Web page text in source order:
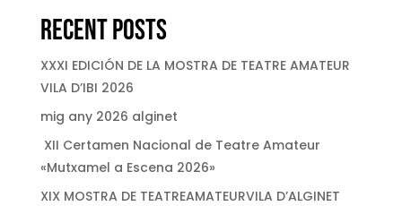
Recent Posts
XXXI EDICIÓN DE LA MOSTRA DE TEATRE AMATEUR
VILA D’IBI 2026
mig any 2026 alginet
XII Certamen Nacional de Teatre Amateur
«Mutxamel a Escena 2026»
XIX MOSTRA DE TEATREAMATEURVILA D’ALGINET